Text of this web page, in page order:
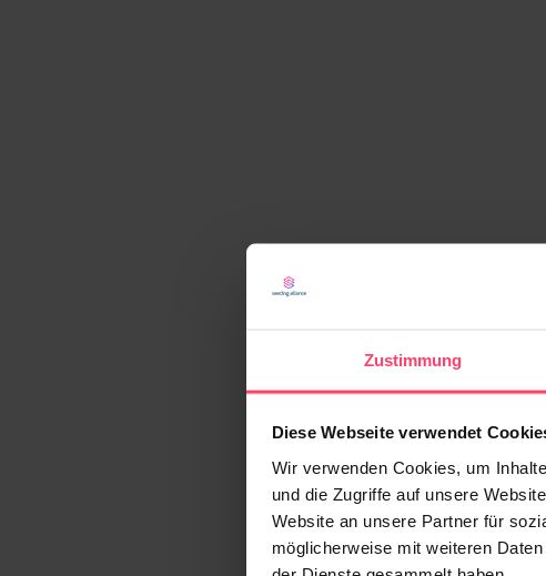
Zustimmung
Diese Webseite verwendet
Wir verwenden Cookies, um
und die Zugriffe auf unsere
Website an unsere Partner für
möglicherweise mit weiteren